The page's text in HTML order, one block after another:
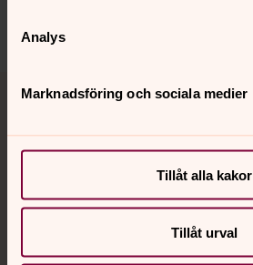
Analys
Marknadsföring och sociala medier
Tillåt alla kakor
Tillåt urval